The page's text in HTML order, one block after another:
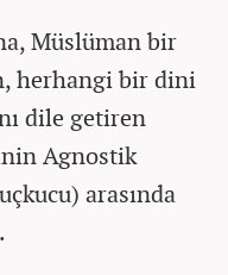
Müslüman bir
herhangi bir dini
dile getiren
Agnostik
arasında